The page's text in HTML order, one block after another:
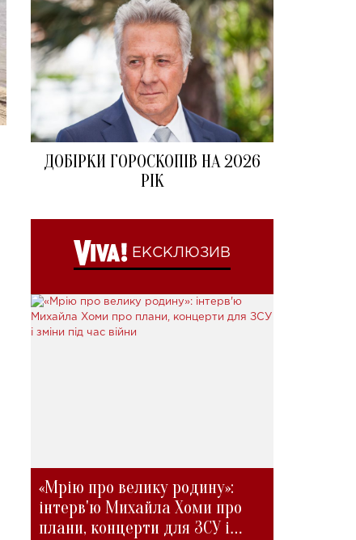
ДОБІРКИ ГОРОСКОПІВ НА 2026
РІК
ЕКСКЛЮЗИВ
«Мрію про велику родину»:
інтерв'ю Михайла Хоми про
плани, концерти для ЗСУ і